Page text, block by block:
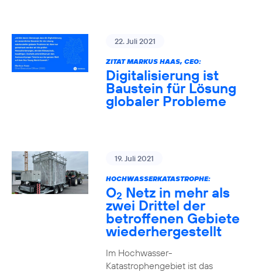
22. Juli 2021
ZITAT MARKUS HAAS, CEO:
Digitalisierung ist
Baustein für Lösung
globaler Probleme
19. Juli 2021
HOCHWASSERKATASTROPHE:
O2 Netz in mehr als
zwei Drittel der
betroffenen Gebiete
wiederhergestellt
Im Hochwasser-
Katastrophengebiet ist das